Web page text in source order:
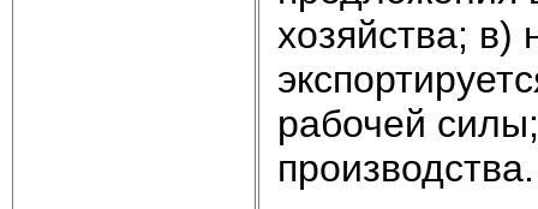
хозяйства; в)
рабочей
производства.